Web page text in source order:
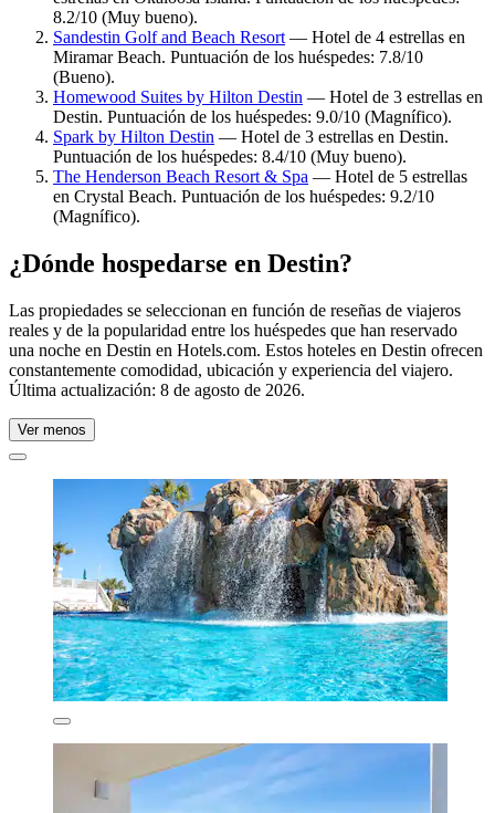
8.2/10 (Muy bueno).
Sandestin Golf and Beach Resort — Hotel de 4 estrellas en
Miramar Beach. Puntuación de los huéspedes: 7.8/10
(Bueno).
Homewood Suites by Hilton Destin — Hotel de 3 estrellas en
Destin. Puntuación de los huéspedes: 9.0/10 (Magnífico).
Spark by Hilton Destin — Hotel de 3 estrellas en Destin.
Puntuación de los huéspedes: 8.4/10 (Muy bueno).
The Henderson Beach Resort & Spa — Hotel de 5 estrellas
en Crystal Beach. Puntuación de los huéspedes: 9.2/10
(Magnífico).
¿Dónde hospedarse en Destin?
Las propiedades se seleccionan en función de reseñas de viajeros
reales y de la popularidad entre los huéspedes que han reservado
una noche en Destin en Hotels.com. Estos hoteles en Destin ofrecen
constantemente comodidad, ubicación y experiencia del viajero.
Última actualización: 8 de agosto de 2026.
Ver menos